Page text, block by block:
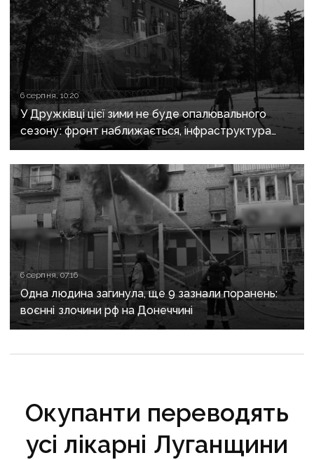
6 серпня, 10:20
У Дружківці цієї зими не буде опалювального
сезону: фронт наближається, інфраструктура
критично зруйнована
6 серпня, 07:16
Одна людина загинула, ще 9 зазнали поранень:
воєнні злочини рф на Донеччині
Окупанти переводять
усі лікарні Луганщини